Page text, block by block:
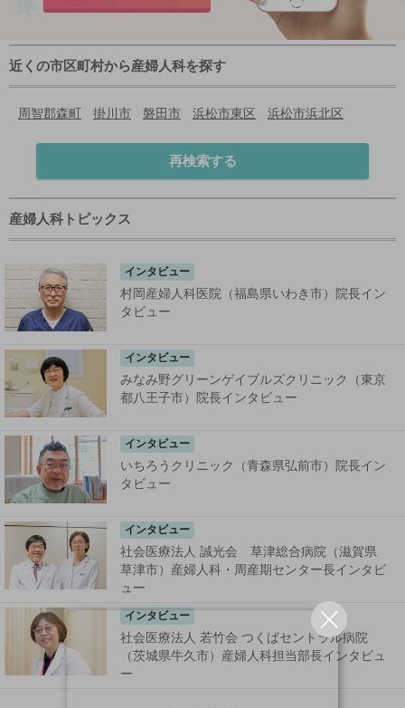
近くの市区町村から産婦人科を探す
周智郡森町 掛川市 磐田市 浜松市東区 浜松市浜北区
再検索する
産婦人科トピックス
インタビュー
村岡産婦人科医院（福島県いわき市）院長イン
タビュー
インタビュー
みなみ野グリーンゲイブルズクリニック（東京
都八王子市）院長インタビュー
インタビュー
いちろうクリニック（青森県弘前市）院長イン
タビュー
インタビュー
社会医療法人 誠光会 草津総合病院（滋賀県
草津市）産婦人科・周産期センター長インタビ
ュー
インタビュー
社会医療法人 若竹会 つくばセントラル病院
（茨城県牛久市）産婦人科担当部長インタビュ
ー